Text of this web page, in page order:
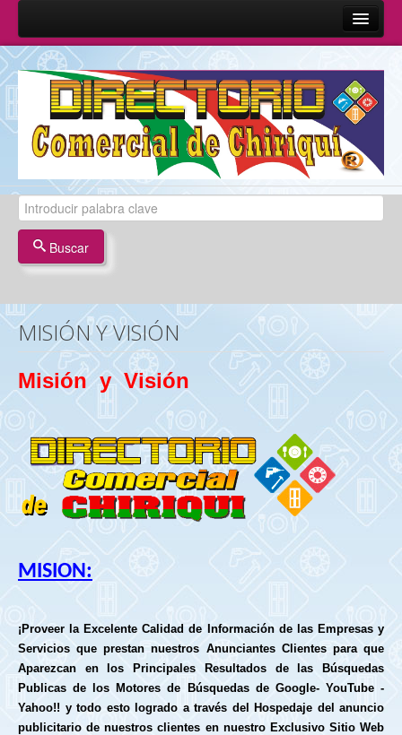
Inicio
Sobre Nosotros
Quienes Somos
Misión y Visión
Términos y Condiciones
Contáctenos
Buscar
MISIÓN Y VISIÓN
Misión y Visión
MISION:
¡Proveer la Excelente Calidad de Información de las Empresas y
Servicios que prestan nuestros Anunciantes Clientes para que
Aparezcan en los Principales Resultados de las Búsquedas
Publicas de los Motores de Búsquedas de Google- YouTube -
Yahoo!! y todo esto logrado a través del Hospedaje del anuncio
publicitario de nuestros clientes en nuestro Exclusivo Sitio Web